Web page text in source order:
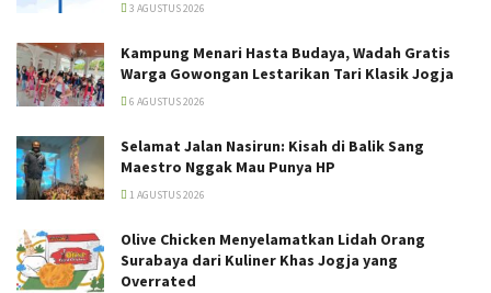
3 AGUSTUS 2026
Kampung Menari Hasta Budaya, Wadah Gratis
Warga Gowongan Lestarikan Tari Klasik Jogja
6 AGUSTUS 2026
Selamat Jalan Nasirun: Kisah di Balik Sang
Maestro Nggak Mau Punya HP
1 AGUSTUS 2026
Olive Chicken Menyelamatkan Lidah Orang
Surabaya dari Kuliner Khas Jogja yang
Overrated